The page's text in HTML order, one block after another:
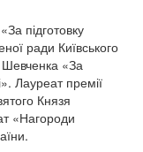
підготовку
ради Київського
Шевченка «За
Лауреат премії
Князя
«Нагороди